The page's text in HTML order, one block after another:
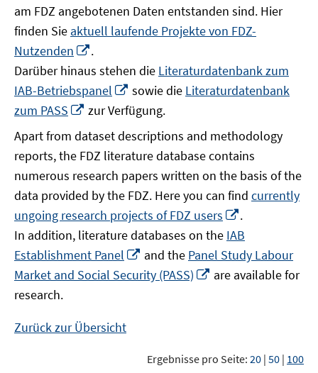
am FDZ angebotenen Daten entstanden sind. Hier
finden Sie aktuell laufende Projekte von FDZ-
Nutzenden
neuem
Fenster
öffnen
.
Darüber hinaus stehen die Literaturdatenbank zum
IAB-Betriebspanel
In
neuem
Fenster
öffnen
sowie die Literaturdatenbank
zum PASS
In
Fenster
öffnen
zur Verfügung.
Apart from dataset descriptions and methodology
reports, the FDZ literature database contains
numerous research papers written on the basis of the
data provided by the FDZ. Here you can find currently
ungoing research projects of FDZ users
neuem
Fenster
öffnen
.
In addition, literature databases on the IAB
Establishment Panel
In
neuem
Fenster
and the Panel Study Labour
Market and Social Security (PASS)
In
are available for
research.
Zurück zur Übersicht
Ergebnisse pro Seite: 20 | 50 | 100